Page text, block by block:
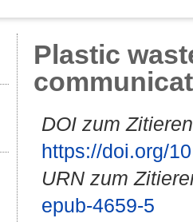
Plastic
DOI zum
https://doi.org/
URN zum
epub-4659-5